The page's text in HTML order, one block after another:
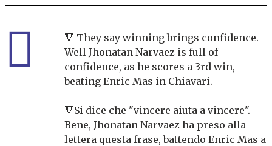
🔻 They say winning brings confidence.
Well Jhonatan Narvaez is full of
confidence, as he scores a 3rd win,
beating Enric Mas in Chiavari.
🔻Si dice che "vincere aiuta a vincere".
Bene, Jhonatan Narvaez ha preso alla
lettera questa frase, battendo Enric Mas a